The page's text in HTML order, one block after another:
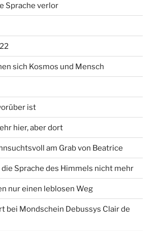
Sprache verlor
sich Kosmos und Mensch
ist
hier, aber dort
am Grab von Beatrice
Sprache des Himmels nicht mehr
nur einen leblosen Weg
bei Mondschein Debussys Clair de